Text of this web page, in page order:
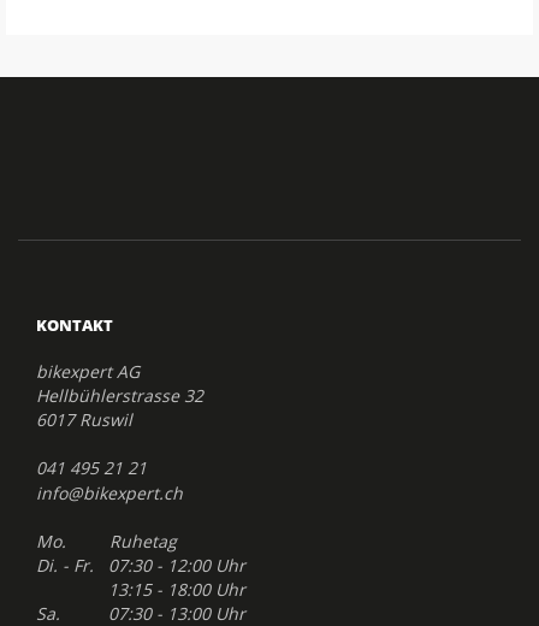
KONTAKT
bikexpert AG
Hellbühlerstrasse 32
6017 Ruswil
041 495 21 21
info@bikexpert.ch
Mo. Ruhetag
Di. - Fr. 07:30 - 12:00 Uhr
13:15 - 18:00 Uhr
Sa. 07:30 - 13:00 Uhr